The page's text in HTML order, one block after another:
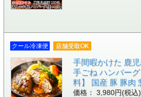
クール冷凍便 店舗受取OK
手間暇かけた 鹿
手ごね ハンバー
料】 国産 豚 豚肉
価格： 3,980円(税込)